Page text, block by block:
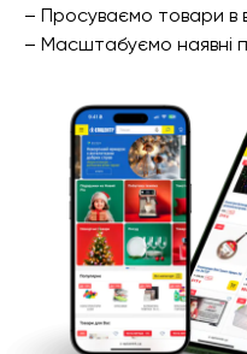
– Просуваємо товари в
– Масштабуємо наявні